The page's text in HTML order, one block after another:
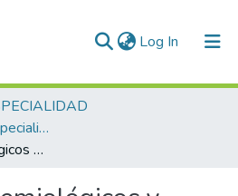
Log In (current)
Tesis de Segunda Especialidad
Factores epidemiológicos y clínicos de riesgo asociados a preeclampsia-eclampsia en gestantes atendidas en Red de Salud Requena, Loreto 2022